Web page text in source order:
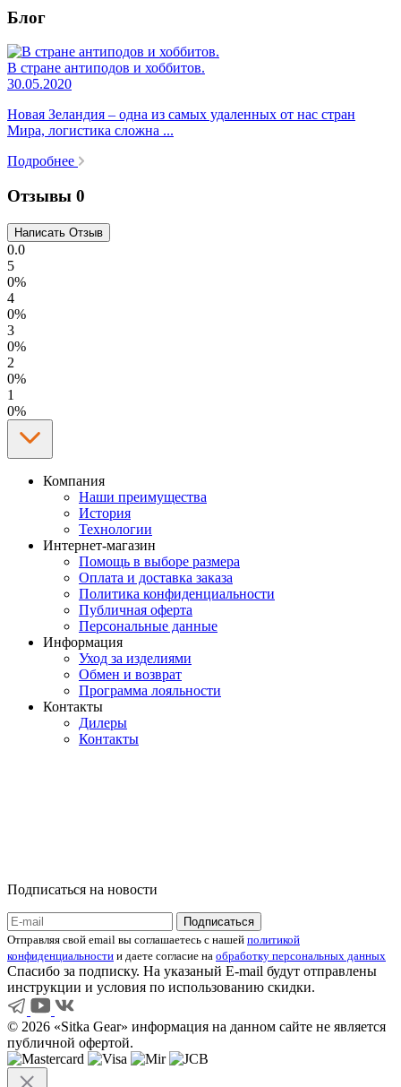
Блог
В стране антиподов и хоббитов.
30.05.2020
Новая Зеландия – одна из самых удаленных от нас стран
Мира, логистика сложна ...
Подробнее
Отзывы 0
0.0
5
0%
4
0%
3
0%
2
0%
1
0%
Компания
Наши преимущества
История
Технологии
Интернет-магазин
Помощь в выборе размера
Оплата и доставка заказа
Политика конфиденциальности
Публичная оферта
Персональные данные
Информация
Уход за изделиями
Обмен и возврат
Программа лояльности
Контакты
Дилеры
Контакты
Подписаться на новости
Отправляя свой email вы соглашаетесь с нашей политикой
конфиденциальности и даете согласие на обработку персональных данных
Спасибо за подписку. На указаный E-mail будут отправлены
инструкции и условия по использованию скидки.
© 2026 «Sitka Gear» информация на данном сайте не является
публичной офертой.